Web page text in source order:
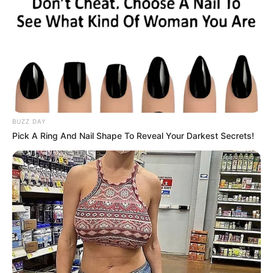
przynoszą spokoju.
Karolina Kazanowa znika bez
śladu
Wątek Karoliny Kazanowej od tygodni trzyma widzów
“Pierwszej miłości” w napięciu. Bohaterka grana
przezElżbietę Romanowskązaginęła w drodze powrotnej
BUZZ DAY
Pick A Ring And Nail Shape To Reveal Your Darkest Secrets!